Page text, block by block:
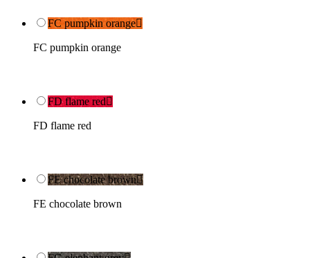
FC pumpkin orange
FC pumpkin orange
FD flame red
FD flame red
FE chocolate brown
FE chocolate brown